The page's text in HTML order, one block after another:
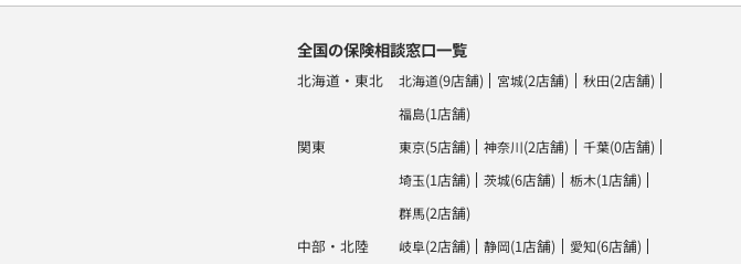
全国の保険相談窓口一覧
北海道・東北 北海道(9店舗) 宮城(2店舗) 秋田(2店舗)
福島(1店舗)
関東
東京(5店舗) 神奈川(2店舗) 千葉(0店舗)
埼玉(1店舗) 茨城(6店舗) 栃木(1店舗)
群馬(2店舗)
中部・北陸
岐阜(2店舗) 静岡(1店舗) 愛知(6店舗)